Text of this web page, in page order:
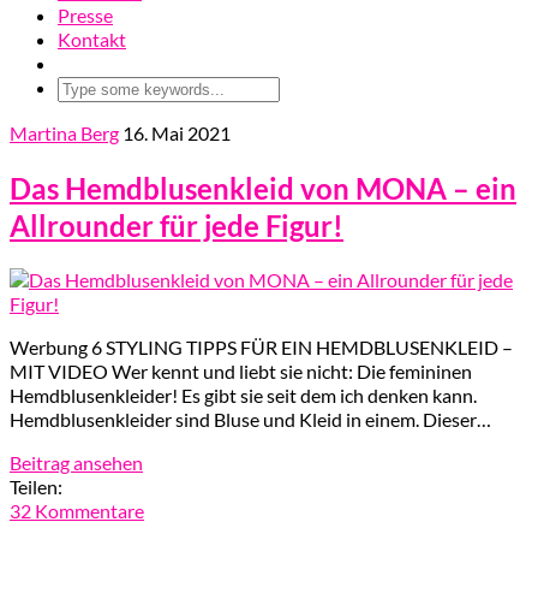
Presse
Kontakt
Martina Berg 16. Mai 2021
Das Hemdblusenkleid von MONA – ein
Allrounder für jede Figur!
Werbung 6 STYLING TIPPS FÜR EIN HEMDBLUSENKLEID –
MIT VIDEO Wer kennt und liebt sie nicht: Die femininen
Hemdblusenkleider! Es gibt sie seit dem ich denken kann.
Hemdblusenkleider sind Bluse und Kleid in einem. Dieser…
Beitrag ansehen
Teilen:
32 Kommentare